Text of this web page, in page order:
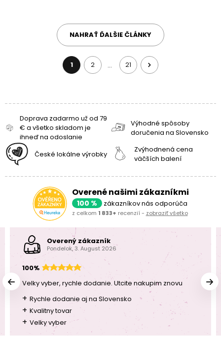
NAHRAŤ ĎALŠIE ČLÁNKY
1 2 … 21
Doprava zadarmo už od 79
€ a všetko skladom je
ihneď na odoslanie
Výhodné spôsoby
doručenia na Slovensko
České lokálne výrobky
Zvýhodnená cena
väčších balení
Overené našimi zákazníkmi
100 % zákazníkov nás odporúča
z celkom 1 833+ recenzií - zobraziť všetko
Overený zákazník
Pondelok, 3. August 2026
100%
Velky vyber, rychle dodanie. Utcite nakupim znovu
+ Rychle dodanie aj na Slovensko
+ Kvalitny tovar
+ Velky vyber